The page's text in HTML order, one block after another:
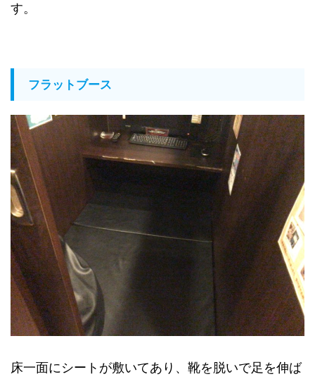
す。
フラットブース
床一面にシートが敷いてあり、靴を脱いで足を伸ば